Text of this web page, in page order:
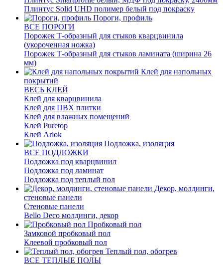
Плинтус Solid UHD полимер белый под покраску
Пороги, профиль
ВСЕ ПОРОГИ
Порожек Т-образный для стыков кварцвинила
(укороченная ножка)
Порожек Т-образный для стыков ламината (ширина 26
мм)
Клей для напольных
покрытий
ВЕСЬ КЛЕЙ
Клей для кварцвинила
Клей для ПВХ плитки
Клей для влажных помещений
Клей Puretop
Клей Arlok
Подложка, изоляция
ВСЕ ПОДЛОЖКИ
Подложка под кварцвинил
Подложка под ламинат
Подложка под теплый пол
Декор, молдинги,
стеновые панели
Стеновые панели
Bello Deco молдинги, декор
Пробковый пол
Замковой пробковый пол
Клеевой пробковый пол
Теплый пол, обогрев
ВСЕ ТЕПЛЫЕ ПОЛЫ